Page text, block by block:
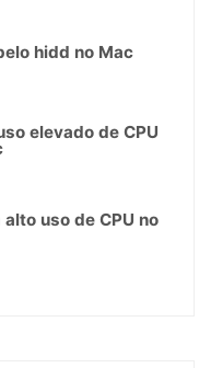
hidd no Mac
elevado de CPU
uso de CPU no